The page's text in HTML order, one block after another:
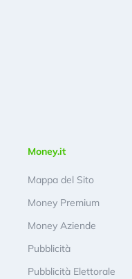
Money.it
Mappa del Sito
Money Premium
Money Aziende
Pubblicità
Pubblicità Elettorale